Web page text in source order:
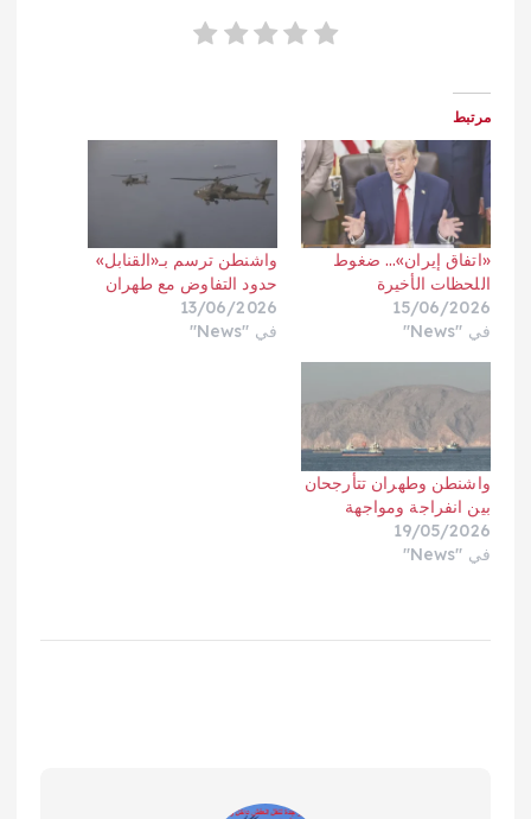
مرتبط
«اتفاق إيران»… ضغوط
اللحظات الأخيرة
15/06/2026
في "News"
واشنطن ترسم بـ«القنابل»
حدود التفاوض مع طهران
13/06/2026
في "News"
واشنطن وطهران تتأرجحان
بين انفراجة ومواجهة
19/05/2026
في "News"